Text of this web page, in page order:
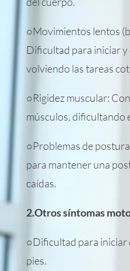
○Movimientos lentos
Dificultad para iniciar
volviendo las tareas
○Rigidez muscular:
músculos, dificultando
○Problemas de
para mantener una
caídas.
2.Otros síntomas
○Dificultad para iniciar
pies.